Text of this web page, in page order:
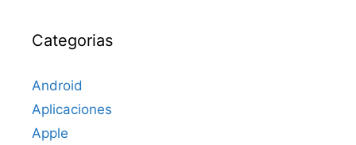
Categorias
Android
Aplicaciones
Apple